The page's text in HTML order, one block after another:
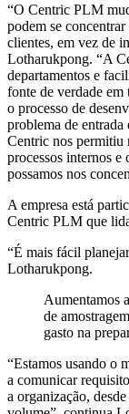
“O Centric PLM
podem se
clientes, em vez de
Lotharukpong. “A
departamentos e
fonte de verdade
o processo de
problema de
Centric nos permitiu
processos internos e
possamos nos
A empresa está
Centric PLM que
“É mais fácil
Lotharukpong.
Aumentamos
de
gasto na
“Estamos usando o
a comunicar
a organização,